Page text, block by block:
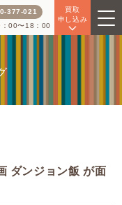
買取
申し込み
377-021
00〜18：00
ダンジョン飯 が面